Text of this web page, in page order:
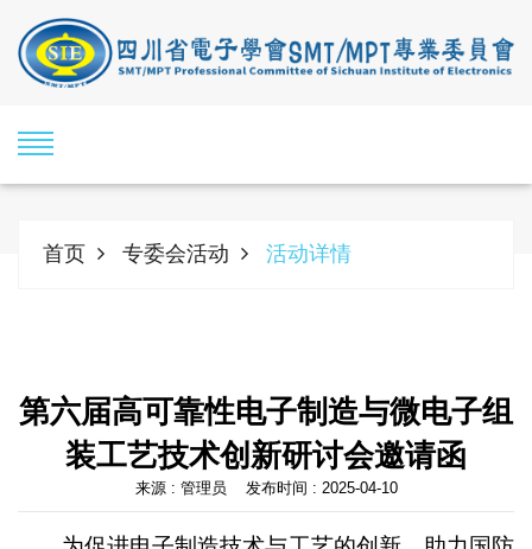
首页 专委会活动 活动详情
第六届高可靠性电子制造与微电子组
装工艺技术创新研讨会邀请函
来源 : 管理员 发布时间 : 2025-04-10